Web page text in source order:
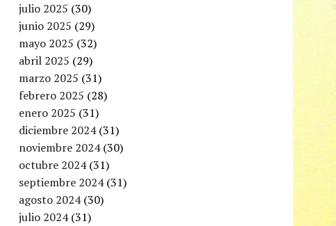
julio 2025 (30)
junio 2025 (29)
mayo 2025 (32)
abril 2025 (29)
marzo 2025 (31)
febrero 2025 (28)
enero 2025 (31)
diciembre 2024(31)
noviembre 2024(30)
octubre 2024(31)
septiembre 2024(31)
agosto 2024(30)
julio 2024(31)